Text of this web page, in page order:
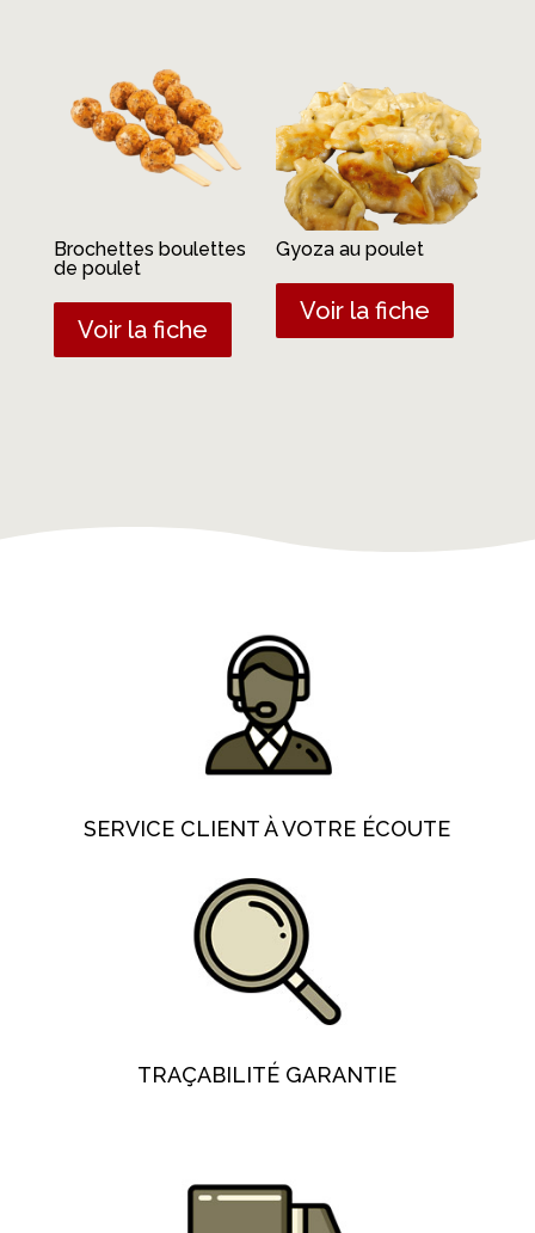
Brochettes boulettes
de poulet
Voir la fiche
Gyoza au poulet
Voir la fiche
SERVICE CLIENT À VOTRE ÉCOUTE
TRAÇABILITÉ GARANTIE